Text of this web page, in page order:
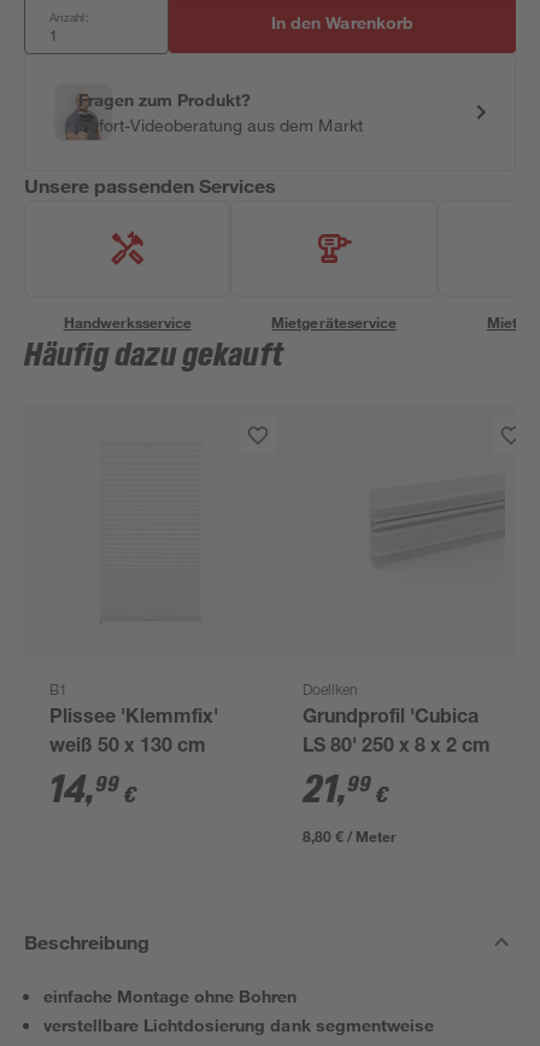
Anzahl: In den Warenkorb
Fragen zum Produkt?
Sofort-Videoberatung aus dem Markt
Unsere passenden Services
Handwerksservice Mietgeräteservice
Häufig dazu gekauft
B1
Plissee 'Klemmfix'
weiß 50 x 130 cm
14,99 €
Doellken
Grundprofil 'Cubica
LS 80' 250 x 8 x 2 cm
21,99 €
8,80 € / Meter
Beschreibung
einfache Montage ohne Bohren
verstellbare Lichtdosierung dank segmentweise